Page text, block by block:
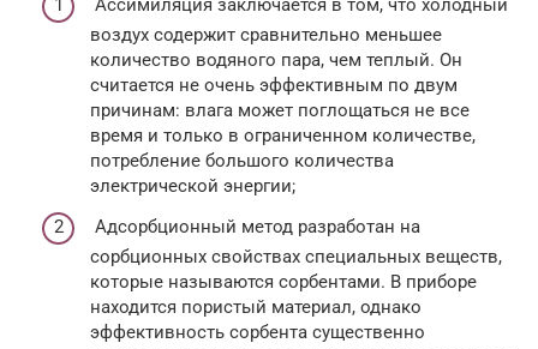
Ассимиляция заключается в том, что холодный
воздух содержит сравнительно меньшее
количество водяного пара, чем теплый. Он
считается не очень эффективным по двум
причинам: влага может поглощаться не все
время и только в ограниченном количестве,
потребление большого количества
электрической энергии;
Адсорбционный метод разработан на
сорбционных свойствах специальных веществ,
которые называются сорбентами. В приборе
находится пористый материал, однако
эффективность сорбента существенно